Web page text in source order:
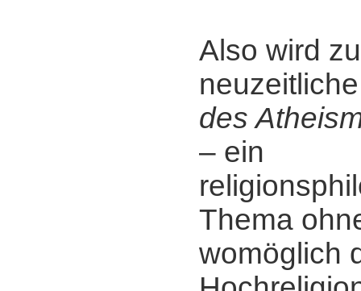
Also wird
neuzeitliche
des
‒ ein
Thema
womöglich